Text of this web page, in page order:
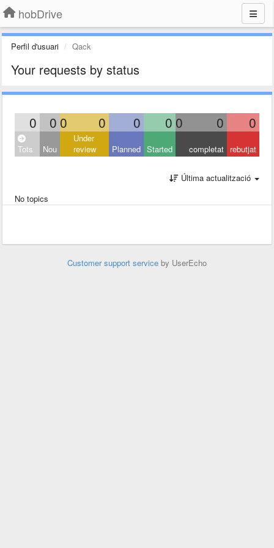
hobDrive
Perfil d'usuari Qack
Your requests by status
0 0 0 0 0 0 0 0 0
Tots Nou
Under
review
Planned Started completat rebutjat
Última actualització
No topics
Customer support service by UserEcho